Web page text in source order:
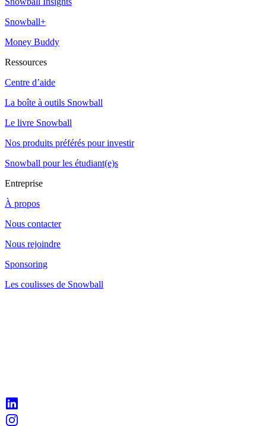
Snowball+
Money Buddy
Ressources
Centre d’aide
La boîte à outils Snowball
Le livre Snowball
Nos produits préférés pour investir
Snowball pour les étudiant(e)s
Entreprise
À propos
Nous contacter
Nous rejoindre
Sponsoring
Les coulisses de Snowball